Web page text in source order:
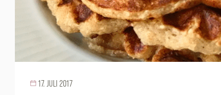
17. JULI 2017